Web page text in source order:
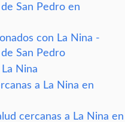
San Pedro en
con La Nina -
San Pedro
Nina
a La Nina en
cercanas a La Nina en